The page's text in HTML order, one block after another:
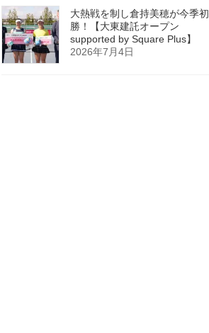
大熱戦を制し倉持美穂が今季
勝！【大東建託オープン
supported by Square Plus】
2026年7月4日